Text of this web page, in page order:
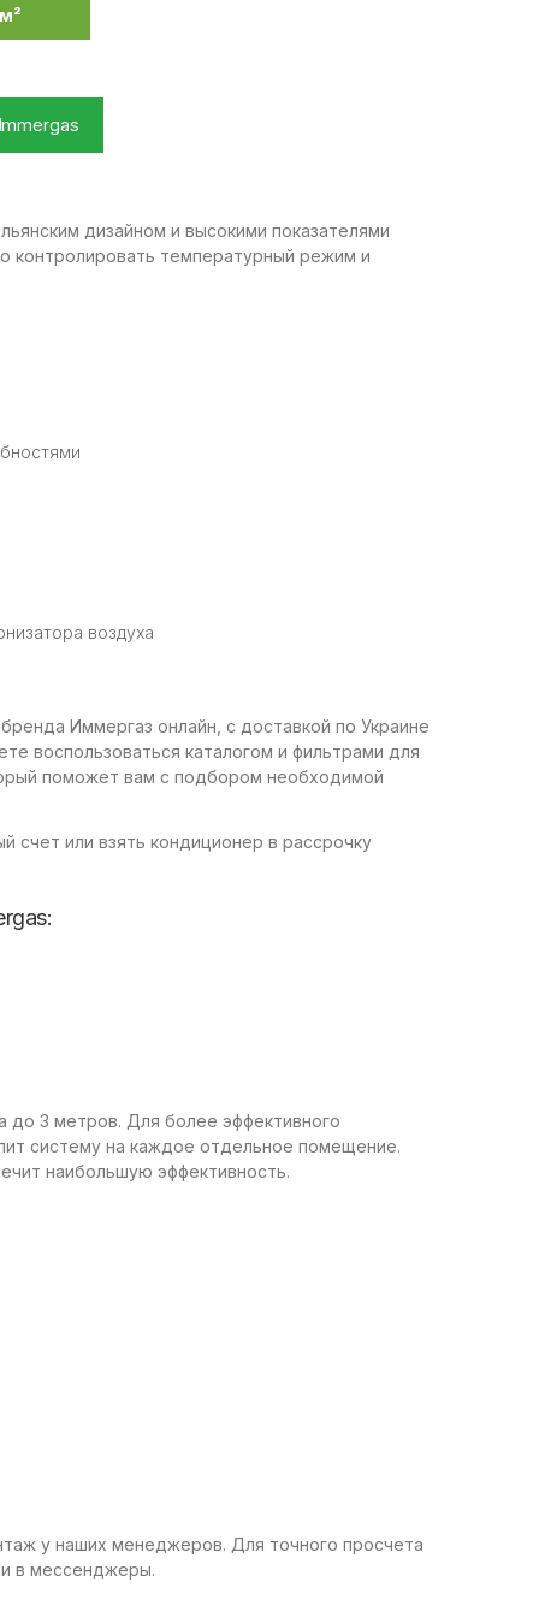
дизайном и высокими показателями
контролировать температурный режим и
воздуха
Иммергаз онлайн, с доставкой по Украине
воспользоваться каталогом и фильтрами для
поможет вам с подбором необходимой
счет или взять кондиционер в рассрочку
3 метров. Для более эффективного
систему на каждое отдельное помещение.
наибольшую эффективность.
у наших менеджеров. Для точного просчета
в мессенджеры.